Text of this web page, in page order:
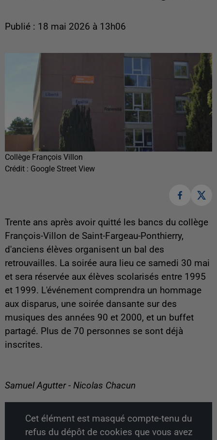
Publié : 18 mai 2026 à 13h06
Collège François Villon
Crédit : Google Street View
Trente ans après avoir quitté les bancs du collège
François-Villon de Saint-Fargeau-Ponthierry,
d'anciens élèves organisent un bal des
retrouvailles. La soirée aura lieu ce samedi 30 mai
et sera réservée aux élèves scolarisés entre 1995
et 1999. L'événement comprendra un hommage
aux disparus, une soirée dansante sur des
musiques des années 90 et 2000, et un buffet
partagé. Plus de 70 personnes se sont déjà
inscrites.
Samuel Agutter - Nicolas Chacun
Cet élément est masqué compte-tenu du
refus du dépôt de cookies que vous avez